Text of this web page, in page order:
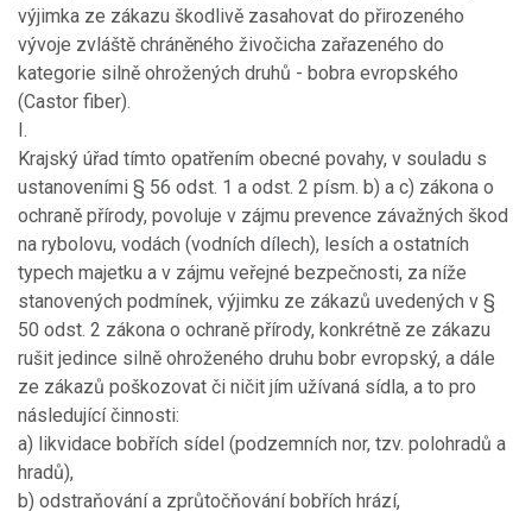
výjimka ze zákazu škodlivě zasahovat do přirozeného
vývoje zvláště chráněného živočicha zařazeného do
kategorie silně ohrožených druhů - bobra evropského
(Castor fiber).
I.
Krajský úřad tímto opatřením obecné povahy, v souladu s
ustanoveními § 56 odst. 1 a odst. 2 písm. b) a c) zákona o
ochraně přírody, povoluje v zájmu prevence závažných škod
na rybolovu, vodách (vodních dílech), lesích a ostatních
typech majetku a v zájmu veřejné bezpečnosti, za níže
stanovených podmínek, výjimku ze zákazů uvedených v §
50 odst. 2 zákona o ochraně přírody, konkrétně ze zákazu
rušit jedince silně ohroženého druhu bobr evropský, a dále
ze zákazů poškozovat či ničit jím užívaná sídla, a to pro
následující činnosti:
a) likvidace bobřích sídel (podzemních nor, tzv. polohradů a
hradů),
b) odstraňování a zprůtočňování bobřích hrází,